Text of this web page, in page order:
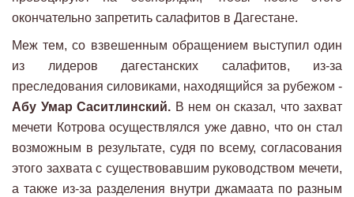
окончательно запретить салафитов в Дагестане.
Меж тем, со взвешенным обращением выступил один
из лидеров дагестанских салафитов, из-за
преследования силовиками, находящийся за рубежом -
Абу Умар Саситлинский. В нем он сказал, что захват
мечети Котрова осуществлялся уже давно, что он стал
возможным в результате, судя по всему, согласования
этого захвата с существовавшим руководством мечети,
а также из-за разделения внутри джамаата по разным